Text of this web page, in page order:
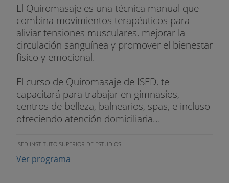
4. Seguridad del paciente
¡Nuestro profesorado te guiará!
Dolors Capdevila
CESNID. Cuenta con un perfil formado en nutrición
y dietética a la vez que en administración y
dirección de empresas. Obtuvo el máster oficial de
Nutrición y Metabolismo por la UB, con
funcionales. Es Graduada en Administración y
Dirección de Empresas por la UOC.
El Quiromasaje es una técnica manual que
combina movimientos terapéuticos para
aliviar tensiones musculares, mejorar la
circulación sanguínea y promover el bienestar
físico y emocional.
El curso de Quiromasaje de ISED, te
capacitará para trabajar en gimnasios,
centros de belleza, balnearios, spas, e incluso
ofreciendo atención domiciliaria...
ISED INSTITUTO SUPERIOR DE ESTUDIOS
Ver programa